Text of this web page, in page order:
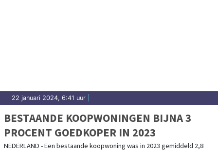
22 januari 2024, 6:41 uur
BESTAANDE KOOPWONINGEN BIJNA 3
PROCENT GOEDKOPER IN 2023
NEDERLAND - Een bestaande koopwoning was in 2023 gemiddeld 2,8